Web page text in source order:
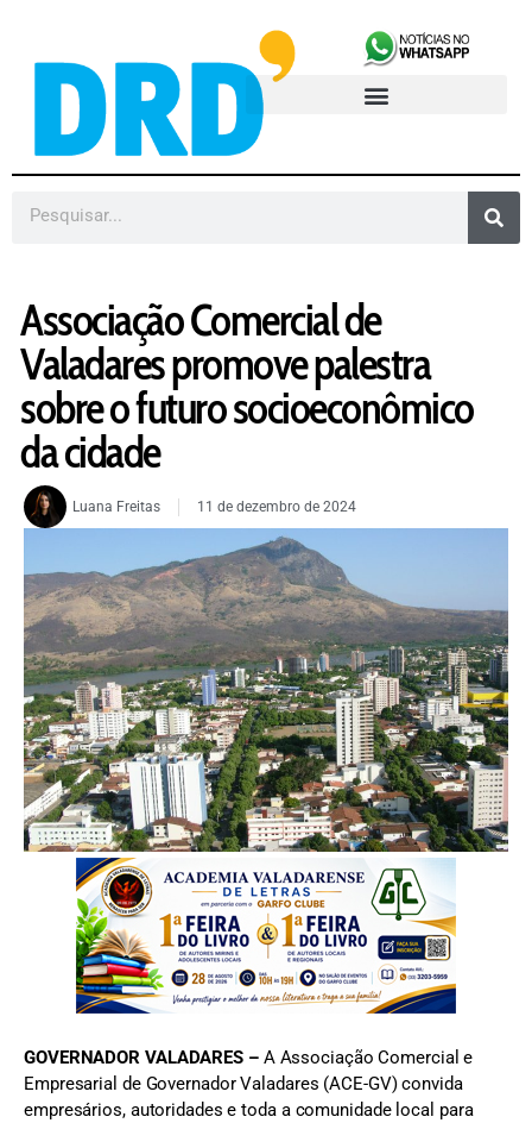
Associação Comercial de
Valadares promove palestra
sobre o futuro socioeconômico
da cidade
Luana Freitas 11 de dezembro de 2024
FOTO: Arquivo/DRD
GOVERNADOR VALADARES – A Associação Comercial e
Empresarial de Governador Valadares (ACE-GV) convida
empresários, autoridades e toda a comunidade local para